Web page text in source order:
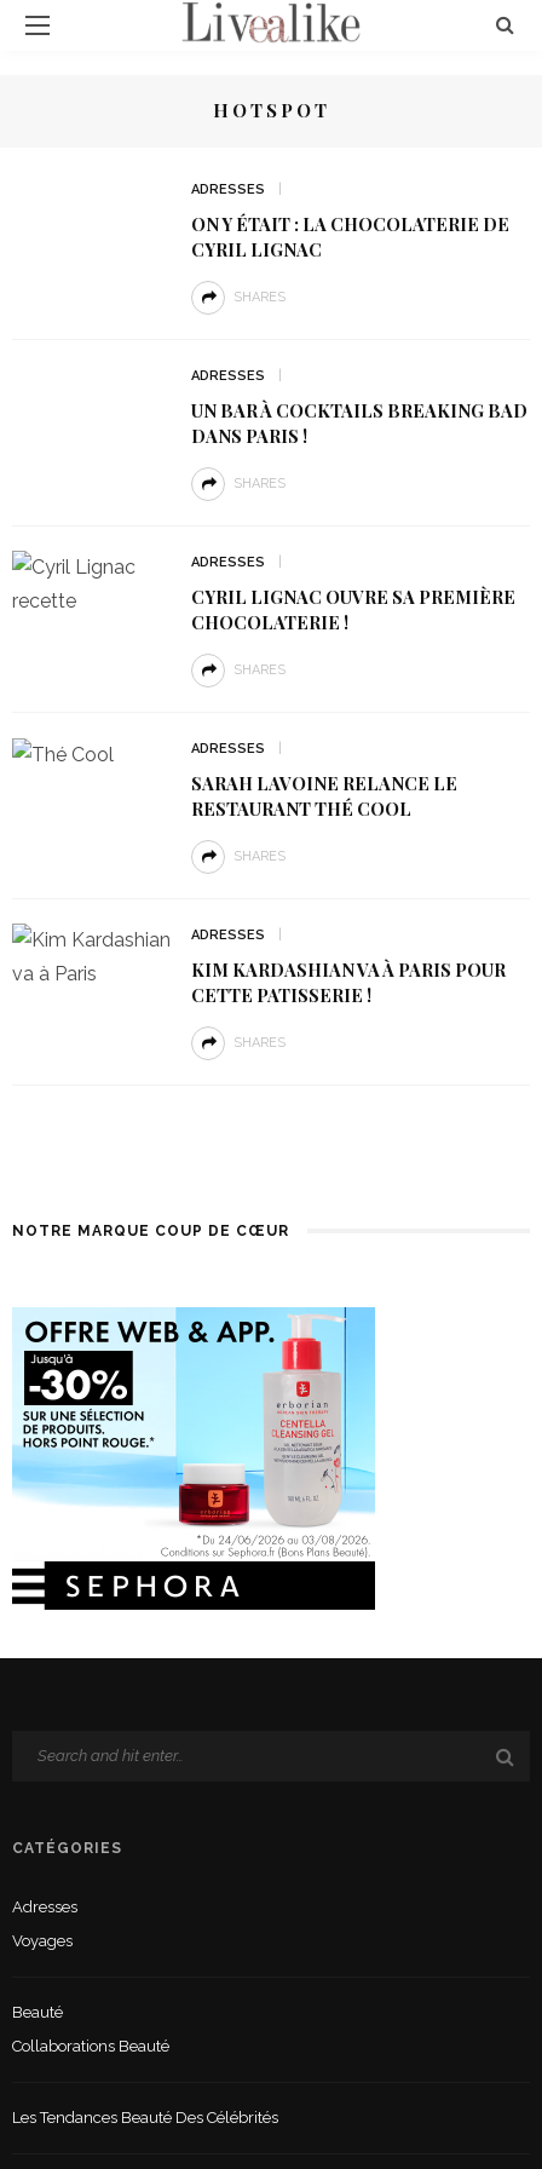
HOTSPOT
ADRESSES
ON Y ÉTAIT : LA CHOCOLATERIE DE
CYRIL LIGNAC
SHARES
ADRESSES
UN BAR À COCKTAILS BREAKING BAD
DANS PARIS !
SHARES
ADRESSES
CYRIL LIGNAC OUVRE SA PREMIÈRE
CHOCOLATERIE !
SHARES
ADRESSES
SARAH LAVOINE RELANCE LE
RESTAURANT THÉ COOL
SHARES
ADRESSES
KIM KARDASHIAN VA À PARIS POUR
CETTE PATISSERIE !
SHARES
NOTRE MARQUE COUP DE CŒUR
CATÉGORIES
Adresses
Voyages
Beauté
Collaborations Beauté
Les Tendances Beauté Des Célébrités